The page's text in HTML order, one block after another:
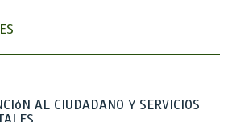
AL CIUDADANO Y SERVICIOS